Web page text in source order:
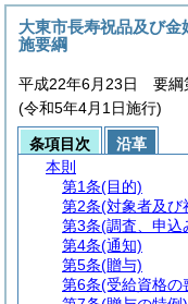
大東市長寿祝品及び金
施要綱
平成22年6月23日 要綱
(令和5年4月1日施行)
条項目次
沿革
本則
第1条(目的)
第2条(対象者及び
第3条(調査、申込
第4条(通知)
第5条(贈与)
第6条(受給資格の